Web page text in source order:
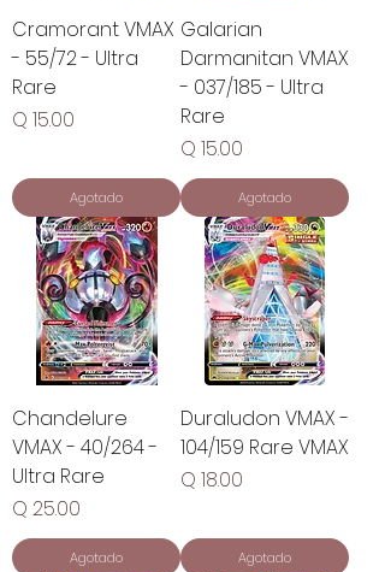
Cramorant VMAX
- 55/72 - Ultra
Rare
Precio
Q 15.00
Agotado
Galarian
Darmanitan VMAX
- 037/185 - Ultra
Rare
Precio
Q 15.00
Agotado
Chandelure
VMAX - 40/264 -
Ultra Rare
Precio
Q 25.00
Agotado
Duraludon VMAX -
104/159 Rare VMAX
Precio
Q 18.00
Agotado